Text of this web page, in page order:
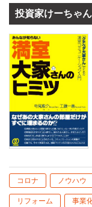
投資家けーちゃ
コロナ ノウハウ
リフォーム 事業